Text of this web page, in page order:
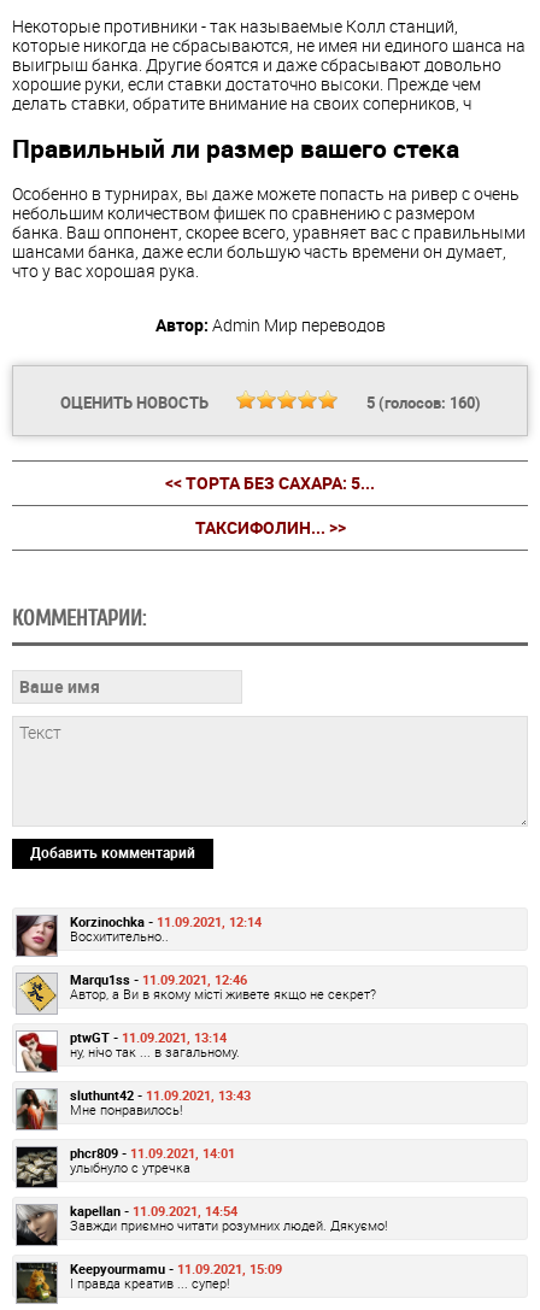
Некоторые противники - так называемые Колл станций,
которые никогда не сбрасываются, не имея ни единого шанса на
выигрыш банка. Другие боятся и даже сбрасывают довольно
хорошие руки, если ставки достаточно высоки. Прежде чем
делать ставки, обратите внимание на своих соперников, ч
Правильный ли размер вашего стека
Особенно в турнирах, вы даже можете попасть на ривер с очень
небольшим количеством фишек по сравнению с размером
банка. Ваш оппонент, скорее всего, уравняет вас с правильными
шансами банка, даже если большую часть времени он думает,
что у вас хорошая рука.
Автор: Admin Мир переводов
ОЦЕНИТЬ НОВОСТЬ 5(голосов: 160)
<< ТОРТА БЕЗ САХАРА: 5...
ТАКСИФОЛИН... >>
КОММЕНТАРИИ:
Добавить комментарий
Korzinochka - 11.09.2021, 12:14
Восхитительно..
Marqu1ss - 11.09.2021, 12:46
Автор, а Ви в якому місті живете якщо не секрет?
ptwGT - 11.09.2021, 13:14
ну, нічо так ... в загальному.
sluthunt42 - 11.09.2021, 13:43
Мне понравилось!
phcr809 - 11.09.2021, 14:01
улыбнуло с утречка
kapellan - 11.09.2021, 14:54
Завжди приємно читати розумних людей. Дякуємо!
Keepyourmamu - 11.09.2021, 15:09
І правда креатив ... супер!